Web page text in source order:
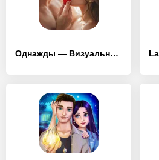
Однажды — Визуальные новеллы